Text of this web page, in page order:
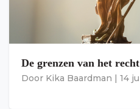
De grenzen van het
Door Kika Baardman | 14